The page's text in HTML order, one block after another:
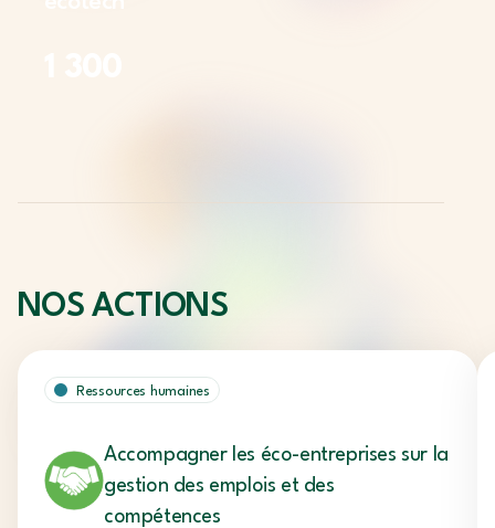
NOSACTIONS
Ressources humaines
Accompagner les éco-entreprises sur la
gestion des emplois et des
compétences